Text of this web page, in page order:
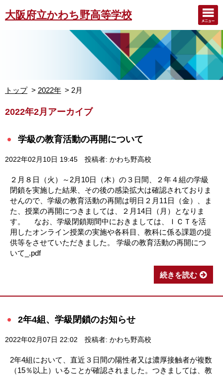
大阪府立かわち野高等学校
トップ 2022年 2月
2022年2月アーカイブ
学級の教育活動の再開について
2022年02月10日 19:45 投稿者: かわち野高校
２月８日（火）～2月10日（木）の３日間、２年４組の学級
閉鎖を実施した結果、その後の感染拡大は確認されておりま
せんので、学級の教育活動の再開は明日２月11日（金）、ま
た、授業の再開につきましては、２月14日（月）となりま
す。 なお、学級閉鎖期間中におきましては、ＩＣＴを活
用したオンライン授業の実施や各科目、教科に係る課題の提
供等をさせていただきました。 学級の教育活動の再開につ
いて_.pdf
続きを読む
2年4組、学級閉鎖のお知らせ
2022年02月07日 22:02 投稿者: かわち野高校
2年4組において、直近３日間の陽性者又は濃厚接触者が複数
（15％以上）いることが確認されました。つきましては、教